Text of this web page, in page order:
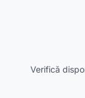
Verifică